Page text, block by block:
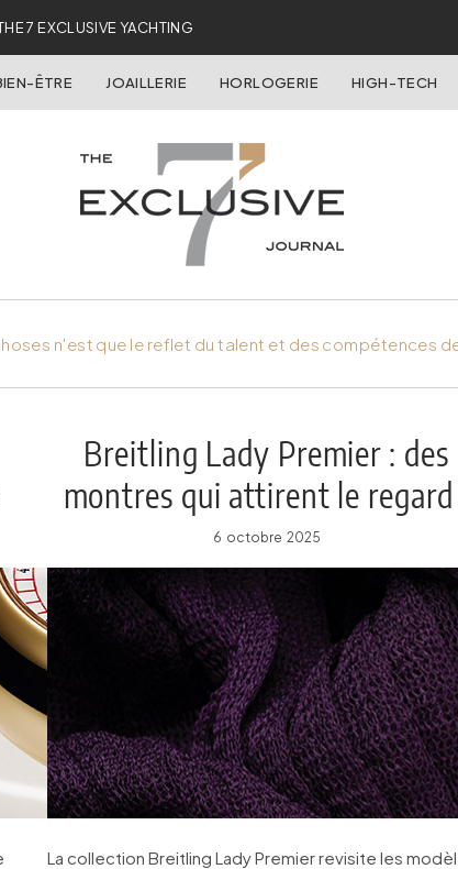
7 EXCLUSIVE YACHTING
ÊTRE JOAILLERIE HORLOGERIE HIGH-TECH
n'est que le reflet du talent et des compétences
Breitling Lady Premier : des
montres qui attirent le
6 octobre 2025
La collection Breitling Lady Premier revisite les